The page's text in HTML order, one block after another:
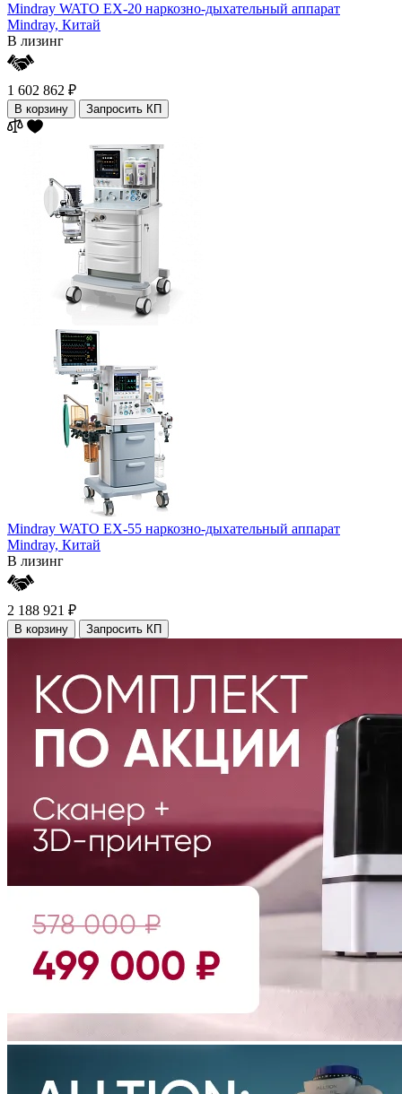
Mindray WATO EX-20 наркозно-дыхательный аппарат
Mindray, Китай
В лизинг
1 602 862 ₽
В корзину Запросить КП
Mindray WATO EX-55 наркозно-дыхательный аппарат
Mindray, Китай
В лизинг
2 188 921 ₽
В корзину Запросить КП